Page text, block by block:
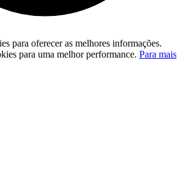
para oferecer as melhores informações.
para uma melhor performance. Para mais